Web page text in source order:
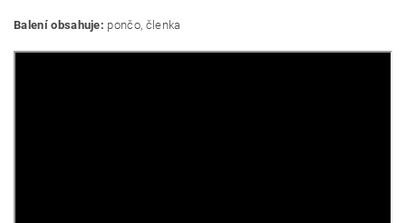
Balení obsahuje: pončo, členka